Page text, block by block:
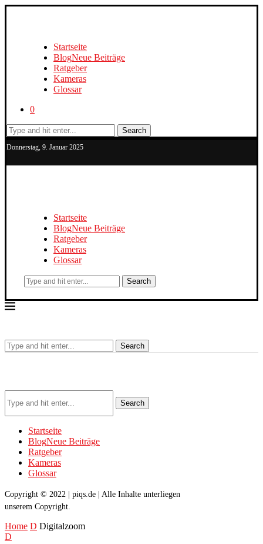
Startseite
BlogNeue Beiträge
Ratgeber
Kameras
Glossar
0
Search
Donnerstag, 9. Januar 2025
Startseite
BlogNeue Beiträge
Ratgeber
Kameras
Glossar
Search
Search
Search
Startseite
BlogNeue Beiträge
Ratgeber
Kameras
Glossar
Copyright © 2022 | piqs.de | Alle Inhalte unterliegen
unserem Copyright.
Home D Digitalzoom
D